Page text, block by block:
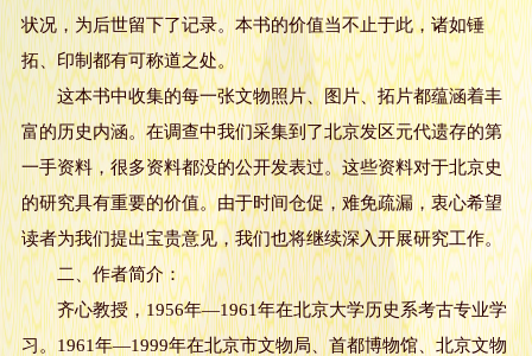
状况，为后世留下了记录。本书的价值当不止于此，诸如锤
拓、印制都有可称道之处。
这本书中收集的每一张文物照片、图片、拓片都蕴涵着丰
富的历史内涵。在调查中我们采集到了北京发区元代遗存的第
一手资料，很多资料都没的公开发表过。这些资料对于北京史
的研究具有重要的价值。由于时间仓促，难免疏漏，衷心希望
读者为我们提出宝贵意见，我们也将继续深入开展研究工作。
二、作者简介：
齐心教授，1956年—1961年在北京大学历史系考古专业学
习。1961年—1999年在北京市文物局、首都博物馆、北京文物